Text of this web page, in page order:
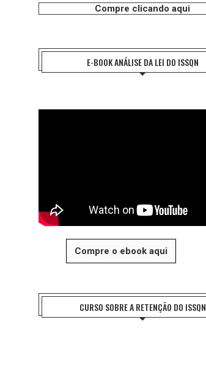
Compre clicando aqui
E-BOOK ANÁLISE DA LEI DO ISSQN
Compre o ebook aqui
CURSO SOBRE A RETENÇÃO DO ISSQN